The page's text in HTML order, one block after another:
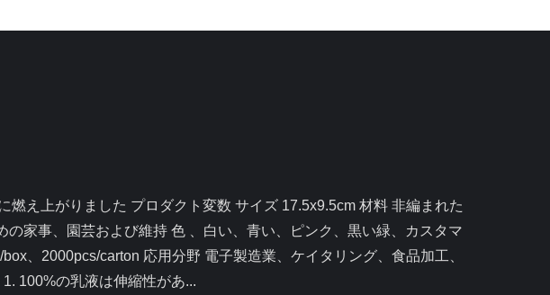
家事、園芸および維持 色 、白い、青い、ピンク、黒い緑、カスタマ
、2000pcs/carton 応用分野 電子製造業、ケイタリング、食品加工、
100%の乳液は伸縮性があ...